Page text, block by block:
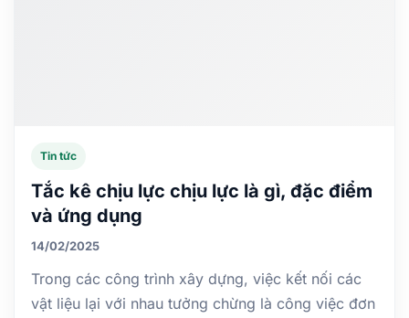
Tin tức
Tắc kê chịu lực chịu lực là gì, đặc điểm
và ứng dụng
14/02/2025
Trong các công trình xây dựng, việc kết nối các
vật liệu lại với nhau tưởng chừng là công việc đơn